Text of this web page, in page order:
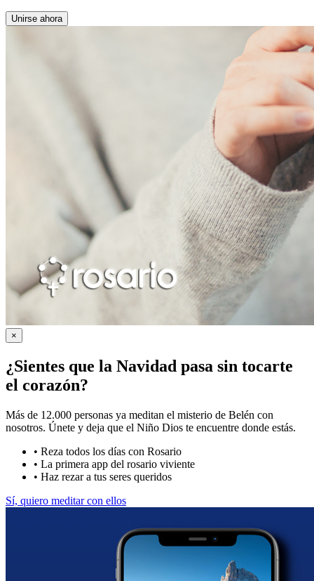
Unirse ahora
×
¿Sientes que la Navidad pasa sin tocarte
el corazón?
Más de 12.000 personas ya meditan el misterio de Belén con
nosotros. Únete y deja que el Niño Dios te encuentre donde estás.
• Reza todos los días con Rosario
• La primera app del rosario viviente
• Haz rezar a tus seres queridos
Sí, quiero meditar con ellos